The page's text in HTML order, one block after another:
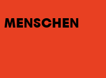
MENSCHEN